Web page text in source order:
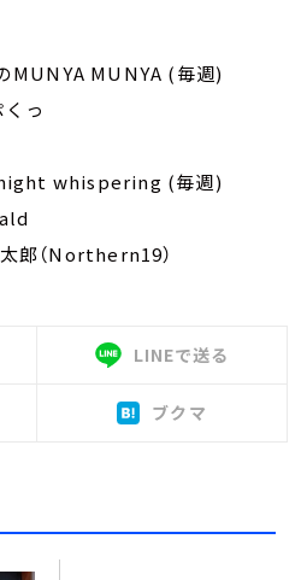
MUNYA MUNYA (毎週)
っ
whispering (毎週)
（Northern19）
LINEで送る
ブクマ